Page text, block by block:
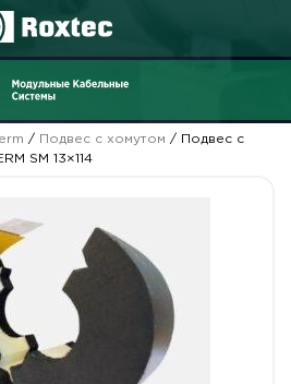
/ Подвес с хомутом / Подвес с
SM 13×114